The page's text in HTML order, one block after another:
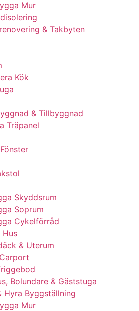
Mur
& Takbyten
Kök
& Tillbyggnad
Träpanel
Skyddsrum
Soprum
Cykelförråd
Hus
& Uterum
Bolundare & Gäststuga
Hyra Byggställning
Mur